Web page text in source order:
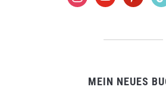
MEIN NEUES